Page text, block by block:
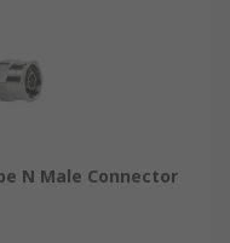
N Male Connector